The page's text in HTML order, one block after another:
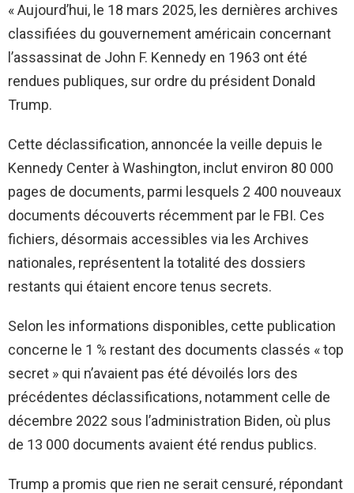
« Aujourd’hui, le 18 mars 2025, les dernières archives
classifiées du gouvernement américain concernant
l’assassinat de John F. Kennedy en 1963 ont été
rendues publiques, sur ordre du président Donald
Trump.
Cette déclassification, annoncée la veille depuis le
Kennedy Center à Washington, inclut environ 80 000
pages de documents, parmi lesquels 2 400 nouveaux
documents découverts récemment par le FBI. Ces
fichiers, désormais accessibles via les Archives
nationales, représentent la totalité des dossiers
restants qui étaient encore tenus secrets.
Selon les informations disponibles, cette publication
concerne le 1 % restant des documents classés « top
secret » qui n’avaient pas été dévoilés lors des
précédentes déclassifications, notamment celle de
décembre 2022 sous l’administration Biden, où plus
de 13 000 documents avaient été rendus publics.
Trump a promis que rien ne serait censuré, répondant